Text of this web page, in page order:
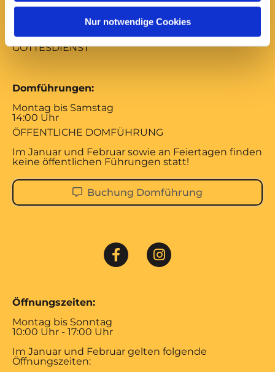
Nur notwendige Cookies
MUSIKALISCHES MITTAGSGEBET
10:00 Uhr
GOTTESDIENST
Domführungen:
Montag bis Samstag
14:00 Uhr
ÖFFENTLICHE DOMFÜHRUNG
Im Januar und Februar sowie an Feiertagen finden
keine öffentlichen Führungen statt!
Buchung Domführung
Öffnungszeiten:
Montag bis Sonntag
10:00 Uhr - 17:00 Uhr
Im Januar und Februar gelten folgende
Öffnungszeiten: